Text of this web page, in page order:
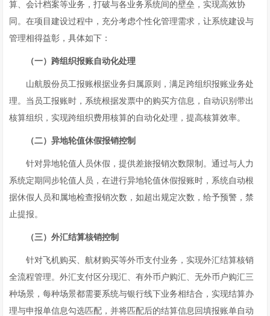
算、会计档案等业务，打破与各业务系统间的壁垒，实现高效协
同。在项目建设过程中，充分考虑个性化管理需求，让系统建设与
管理相得益彰，具体如下：
（一）跨组织报账自动化处理
山航股份员工报账根据业务归属原则，满足跨组织报账业务处
理。当员工报账时，系统根据发票中的购买方信息，自动识别带出
核算组织，实现跨组织费用核算的自动化处理，提高核算效率。
（二）异地轮值休假报销控制
针对异地轮值人员休假，提供差旅报销次数限制。通过与人力
系统定期同步轮值人员，在进行异地轮值休假报账时，系统自动根
据休假人员和属地检查报销次数，如超出规定次数，给予预警，禁
止提报。
（三）外汇结算核销控制
针对飞机购买、航材购买等外币支付业务，实现外汇结算核销
全流程管理。外汇支付区分现汇、有外币户购汇、无外币户购汇三
种场景，每种场景都需要系统与银行线下业务相结合，实现结算办
理与申报单信息勾选匹配，并将匹配后的结算信息回填报账单自动